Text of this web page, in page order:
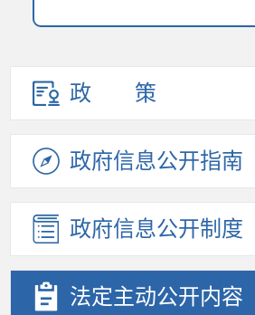
政策
政府信息公开指南
政府信息公开制度
法定主动公开内容